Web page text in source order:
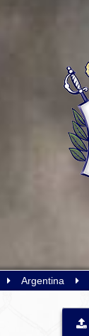
Argentina